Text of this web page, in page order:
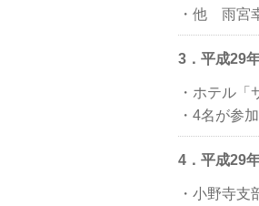
・他 雨宮
3．平成29
・ホテル
・4名が参加
4．平成29
・小野寺支